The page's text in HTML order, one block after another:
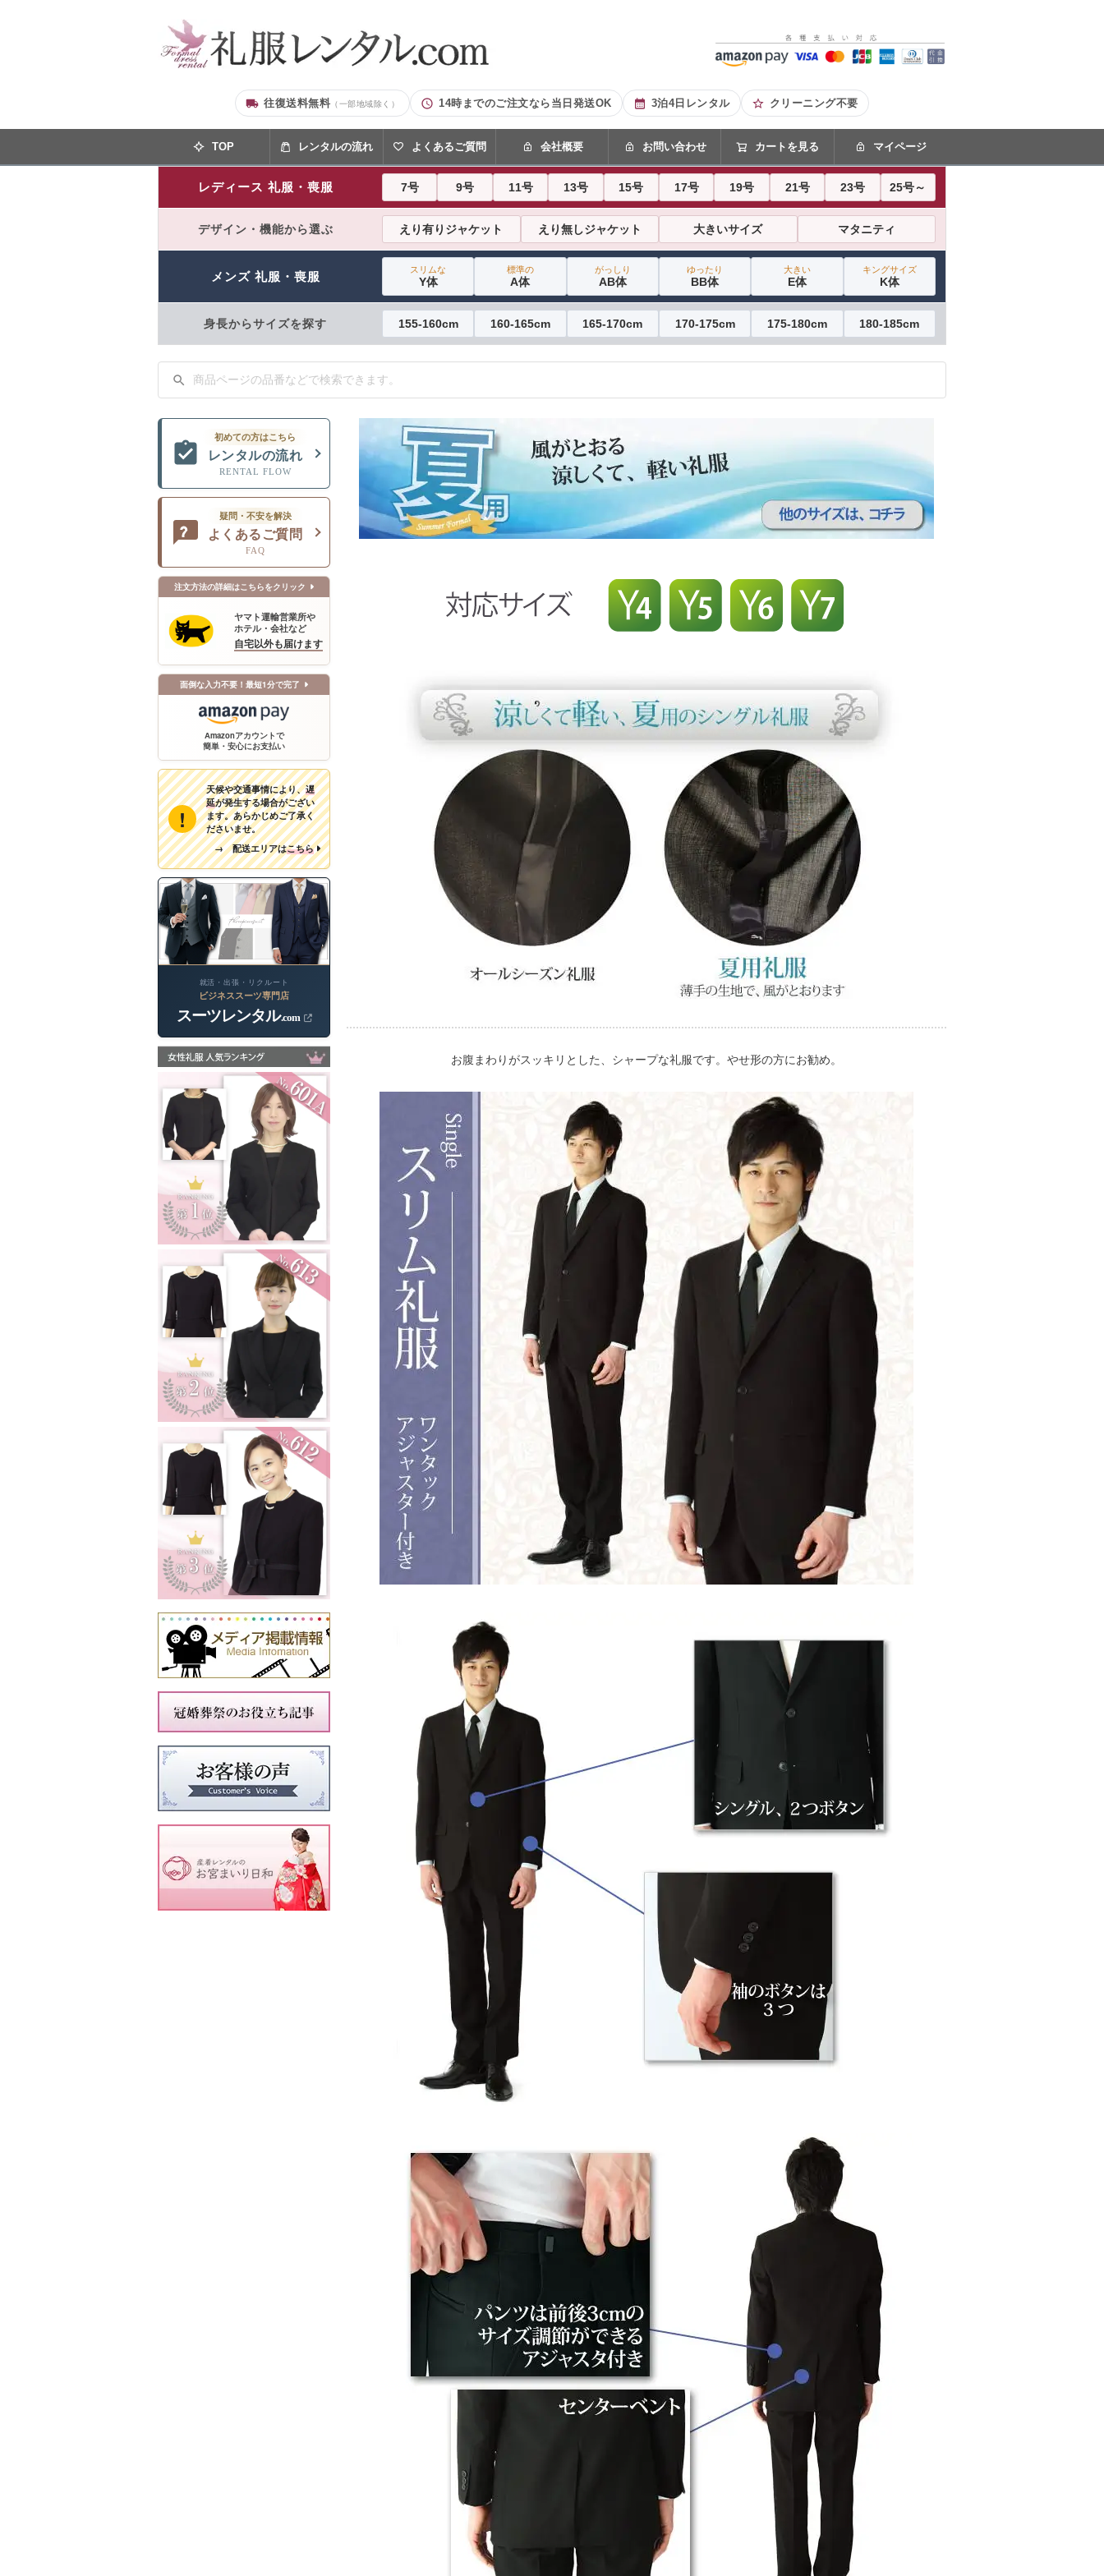
往復送料無料（一部地域除く） 14時までのご注文なら当日発送OK 3泊4日レンタル クリーニング不要
TOP レンタルの流れ よくあるご質問 会社概要 お問い合わせ カートを見る マイページ
レディース 礼服・喪服 7号 9号 11号 13号 15号 17号 19号 21号 23号 25号～
デザイン・機能から選ぶ えり有りジャケット えり無しジャケット 大きいサイズ マタニティ
メンズ 礼服・喪服 スリムな
Y体
標準の
A体
がっしり
AB体
ゆったり
BB体
大きい
E体
キングサイズ
K体
身長からサイズを探す 155-160cm 160-165cm 165-170cm 170-175cm 175-180cm 180-185cm
初めての方はこちら
レンタルの流れ
RENTAL FLOW
疑問・不安を解決
よくあるご質問
FAQ
注文方法の詳細はこちらをクリック
ヤマト運輸営業所や
ホテル・会社など
自宅以外も届けます
面倒な入力不要！最短1分で完了
Amazonアカウントで
簡単・安心にお支払い
!
天候や交通事情により、遅
延が発生する場合がござい
ます。あらかじめご了承く
ださいませ。
→ 配送エリアはこちら
就活・出張・リクルート
ビジネススーツ専門店
スーツレンタル.com
お腹まわりがスッキリとした、シャープな礼服です。やせ形の方にお勧め。